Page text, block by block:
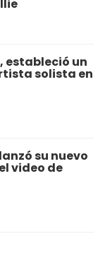
estableció un
solista en
su nuevo
video de